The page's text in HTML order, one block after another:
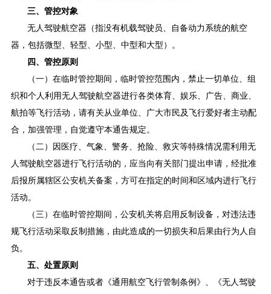
三、管控对象
无人驾驶航空器（指没有机载驾驶员、自备动力系统的航空
器，包括微型、轻型、小型、中型和大型）。
四、管控原则
（一）在临时管控期间，临时管控范围内，禁止一切单位、组
织和个人利用无人驾驶航空器进行各类体育、娱乐、广告、商业、
航拍等飞行活动，请有关从业单位、广大市民及飞行爱好者主动配
合，加强管理，自觉遵守本通告规定。
（二）因医疗、气象、警务、抢险、救灾等特殊情况需利用无
人驾驶航空器进行飞行活动的，应当向有关部门提出申请，经批准
后报所属辖区公安机关备案，方可在指定的时间和区域内进行飞行
活动。
（三）在临时管控期间，公安机关将启用反制设备，对违法违
规飞行活动采取反制措施，由此造成的一切损失和后果由行为人自
负。
五、处置原则
对于违反本通告或者《通用航空飞行管制条例》、《无人驾驶